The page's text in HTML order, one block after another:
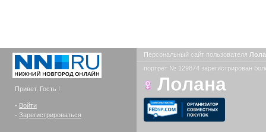
Привет, Гость !
- Войти
- Зарегистрироваться
Персональный сайт пользователя
портрет № 129874 зарегистрирован
Лолана